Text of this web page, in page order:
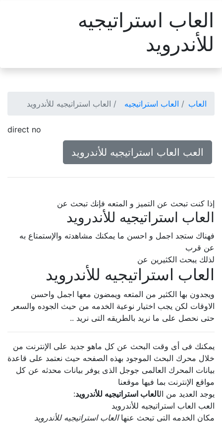
العاب استراتيجيه
للأندرويد
العاب العاب استراتيجيه العاب استراتيجيه للأندرويد
direct no
العب العاب استراتيجيه للأندرويد
إذا كنت تبحث عن التميز و المتعه فإنك تبحث عن
العاب استراتيجيه للأندرويد
فهناك ستجد اجمل و احسن ما يمكنك مشاهدته والإستمتاع به
عن قرب
لذلك يبحث الكثيرين عن
العاب استراتيجيه للأندرويد
ويجدون بها الكثير من المتعه ويمضون معها اجمل واحسن
الاوقات لكن يجب اختيار نوعية الخدمه من حيث الجوده والسعر
حتى نحصل على ما نريد بالطريقه التى نريد ..
يمكنك فى أى وقت البحث عن كل ماهو جديد على الإنترنت من
خلال محرك البحث الموجود بهذه الصفحه حيث نعتمد على قاعدة
بيانات المحرك العالمى جوجل الذى يوفر بيانات محدثه عن كل
مواقع الإنترنت بما فيها موقعنا
يوجد العديد من ال العاب استراتيجيه للأندرويد:
العب العاب استراتيجيه للأندرويد
مكان الخدمه التى تبحث عنهاالعاب استراتيجيه للأندرويد